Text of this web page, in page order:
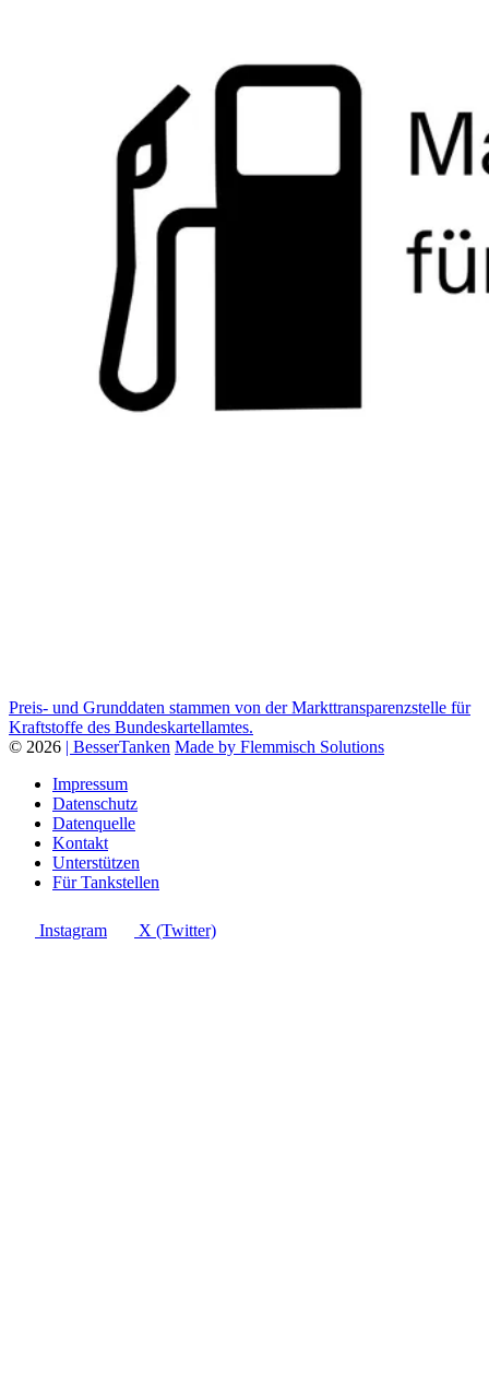
Preis- und Grunddaten stammen von der Markttransparenzstelle für
Kraftstoffe des Bundeskartellamtes.
© 2026 | BesserTanken Made by Flemmisch Solutions
Impressum
Datenschutz
Datenquelle
Kontakt
Unterstützen
Für Tankstellen
Instagram X (Twitter)